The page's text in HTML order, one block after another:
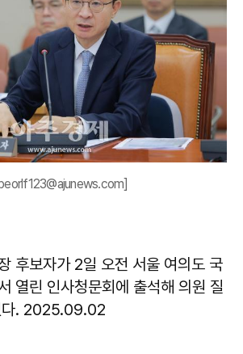
후보자가 2일 오전 서울 여의도 국
열린 인사청문회에 출석해 의원 질
다. 2025.09.02